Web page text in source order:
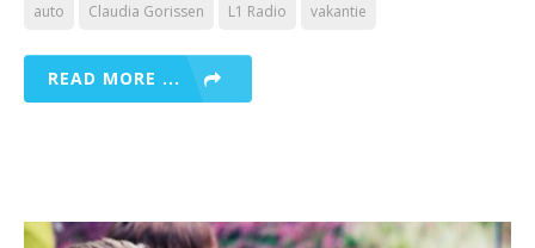
auto Claudia Gorissen L1 Radio vakantie
READ MORE ...